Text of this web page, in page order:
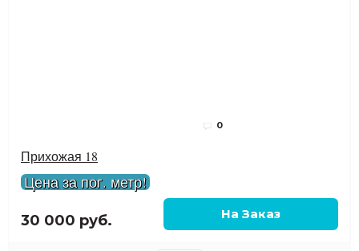
0
Прихожая 18
Цена за пог. метр!
30 000 руб.